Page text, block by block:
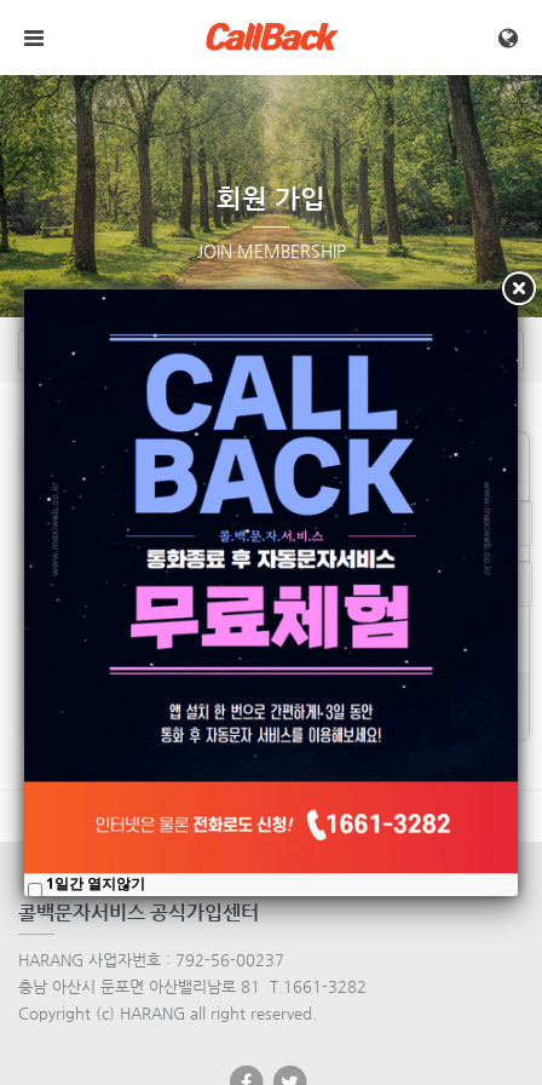
회원 가입
JOIN MEMBERSHIP
로그인 유지
ID/PW 찾기
서비스안내 가입신청 공지사항 디자인샘플
콜백문자서비스 공식가입센터
HARANG 사업자번호 : 792-56-00237
충남 아산시 둔포면 아산밸리남로 81 T.1661-3282
Copyright (c) HARANG all right reserved.
1일간 열지않기